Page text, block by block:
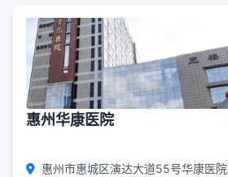
惠州华康医院
惠州市惠城区演达大道55号华康医院